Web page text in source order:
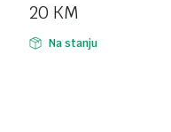
20 KM
Na stanju